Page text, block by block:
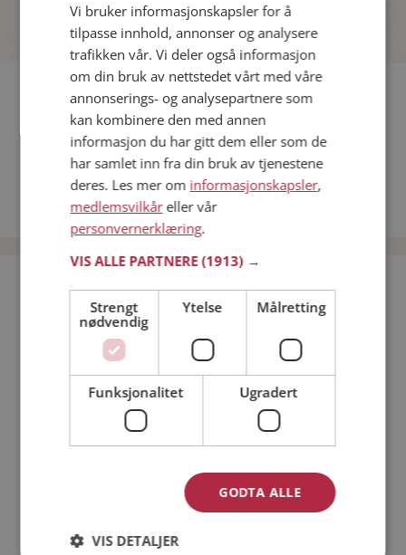
Fler single
Flere singlekvinner fra Oslo:Randi03,Bellan,Linda
Menn fra Oslo
Date kvinner i Norge
Date menn i Norge
Bli medlem gratis!
Jeg er en: Mann Kvinne
Min alder:
Vi bruker informasjonskapsler for å
tilpasse innhold, annonser og analysere
trafikken vår. Vi deler også informasjon
om din bruk av nettstedet vårt med våre
annonserings- og analysepartnere som
kan kombinere den med annen
informasjon du har gitt dem eller som de
har samlet inn fra din bruk av tjenestene
deres. Les mer om informasjonskapsler,
medlemsvilkåreller vår
personvernerklæring.
VIS ALLE PARTNERE(1913) →
Strengt
nødvendig
Ytelse Målretting
Funksjonalitet Ugradert
GODTA ALLE
VIS DETALJER